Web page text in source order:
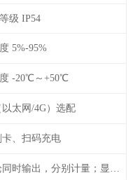
级 IP54
5%-95%
-20℃～+50℃
太网/4G）选配
、扫码充电